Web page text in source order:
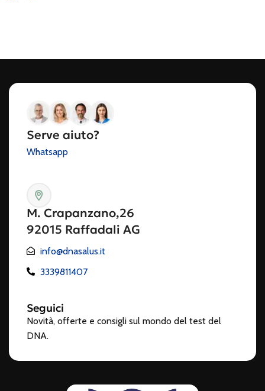
Serve aiuto?
Whatsapp
M. Crapanzano,26
92015 Raffadali AG
info@dnasalus.it
3339811407
Seguici
Novità, offerte e consigli sul mondo del test del
DNA.